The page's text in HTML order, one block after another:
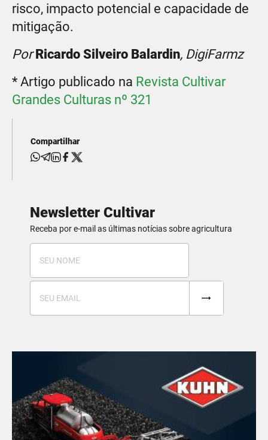
risco, impacto potencial e capacidade de
mitigação.
PorRicardo Silveiro Balardin, DigiFarmz
* Artigo publicado na Revista Cultivar
Grandes Culturas nº 321
Compartilhar
Newsletter Cultivar
Receba por e-mail as últimas notícias sobre agricultura